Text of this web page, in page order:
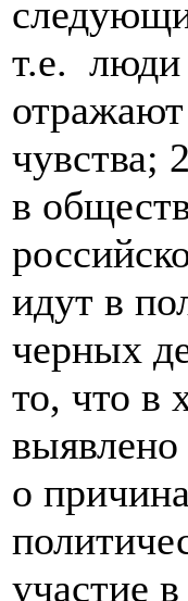
т.е. люди
чувства;
в
идут в
черных
то, что в
о
участие